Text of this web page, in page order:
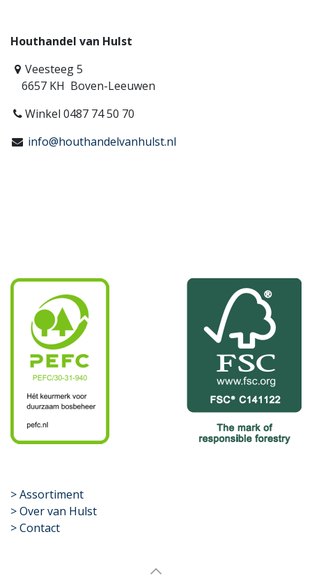
Houthandel van Hulst
Veesteeg 5
6657 KH Boven-Leeuwen
Winkel 0487 74 50 70
info@houthandelvanhulst.nl
​>Assortiment
> Over van Hulst
> Contact